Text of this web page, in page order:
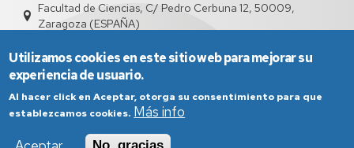
Facultad de Ciencias, C/ Pedro Cerbuna 12, 50009,
Zaragoza (ESPAÑA)
Utilizamos cookies en este sitio web para mejorar su
experiencia de usuario.
Al hacer click en Aceptar, otorga su consentimiento para que
establezcamos cookies. Más info